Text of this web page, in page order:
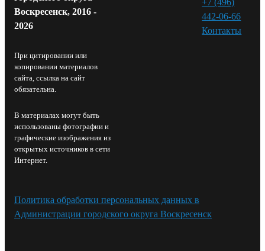
Воскресенск, 2016 -
2026
При цитировании или
копировании материалов
сайта, ссылка на сайт
обязательна.
В материалах могут быть
использованы фотографии и
графические изображения из
открытых источников в сети
Интернет.
442-06-66
Контакты⁠
Политика обработки персональных данных в
Администрации городского округа Воскресенск